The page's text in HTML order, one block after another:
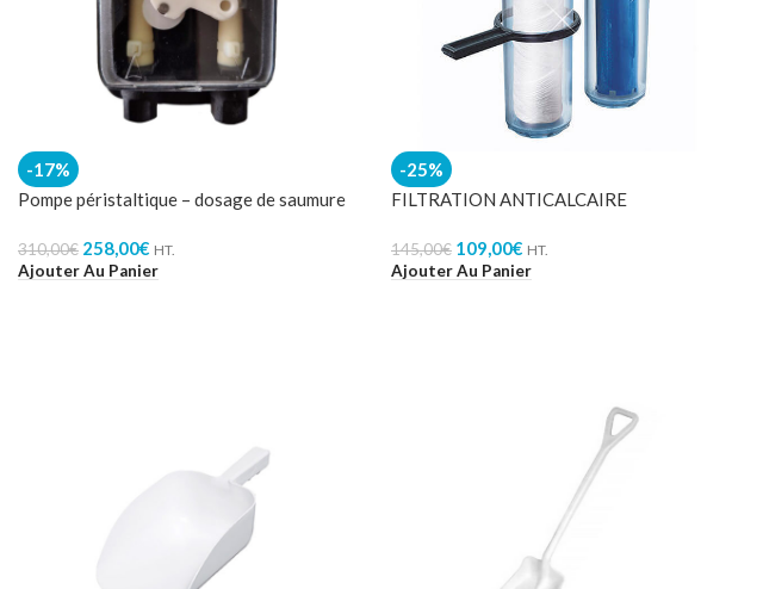
-17%
Pompe péristaltique – dosage de saumure
310,00€ 258,00€ HT.
Ajouter Au Panier
-25%
FILTRATION ANTICALCAIRE
145,00€ 109,00€ HT.
Ajouter Au Panier